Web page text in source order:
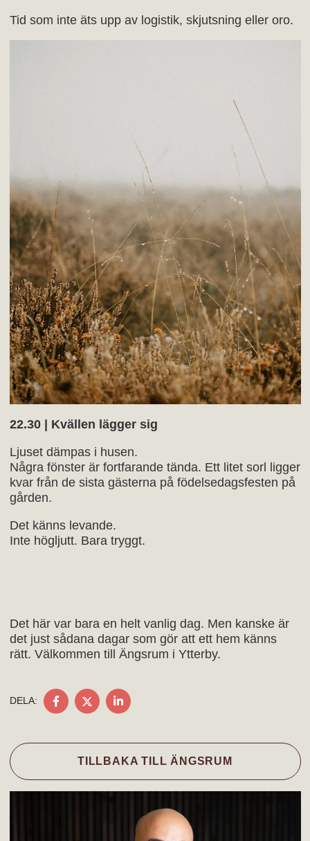
Tid som inte äts upp av logistik, skjutsning eller oro.
22.30 | Kvällen lägger sig
Ljuset dämpas i husen.
Några fönster är fortfarande tända. Ett litet sorl ligger
kvar från de sista gästerna på födelsedagsfesten på
gården.
Det känns levande.
Inte högljutt. Bara tryggt.
Det här var bara en helt vanlig dag. Men kanske är
det just sådana dagar som gör att ett hem känns
rätt. Välkommen till Ängsrum i Ytterby.
DELA:
DELA
PÅ
DELA
PÅ
DELA
PÅ
TILLBAKA TILL ÄNGSRUM